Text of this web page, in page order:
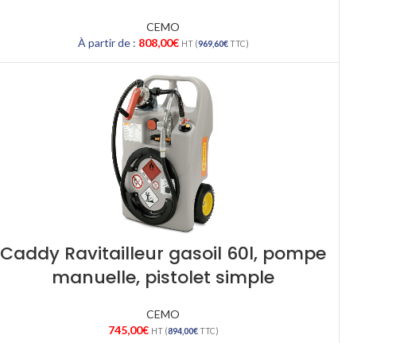
CEMO
À partir de : 808,00€ HT (969,60€TTC)
Caddy Ravitailleur gasoil 60l, pompe
manuelle, pistolet simple
CEMO
745,00€ HT (894,00€TTC)